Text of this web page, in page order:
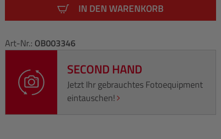
IN DEN WARENKORB
Art-Nr.: OB003346
SECOND HAND
Jetzt Ihr gebrauchtes Fotoequipment
eintauschen!